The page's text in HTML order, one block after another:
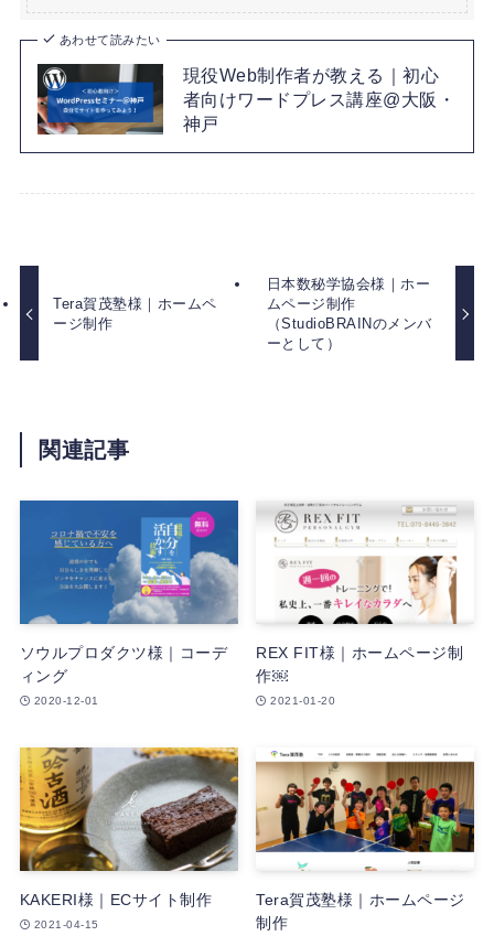
あわせて読みたい
現役Web制作者が教える｜初心
者向けワードプレス講座@大阪・
神戸
Tera賀茂塾様｜ホームペ
ージ制作
日本数秘学協会様｜ホー
ムページ制作
（StudioBRAINのメンバ
ーとして）
関連記事
ソウルプロダクツ様｜コーデ
ィング
2020-12-01
REX FIT様｜ホームページ制
作￼
2021-01-20
KAKERI様｜ECサイト制作
2021-04-15
Tera賀茂塾様｜ホームページ
制作